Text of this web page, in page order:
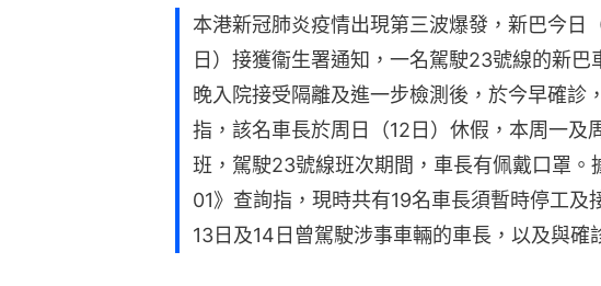
本港新冠肺炎疫情出現第三波爆發，新巴今日
日）接獲衞生署通知，一名駕駛23號線的新
晚入院接受隔離及進一步檢測後，於今早確診
指，該名車長於周日（12日）休假，本周一及
班，駕駛23號線班次期間，車長有佩戴口罩。
01》查詢指，現時共有19名車長須暫時停工及
13日及14日曾駕駛涉事車輛的車長，以及與確